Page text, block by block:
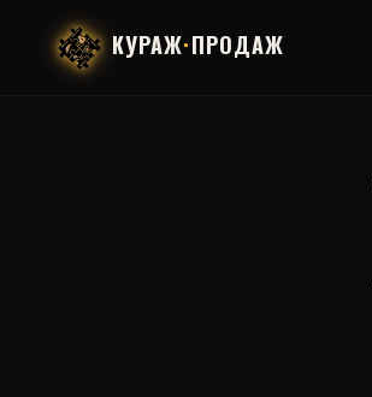
КУРАЖ·ПРОДАЖ